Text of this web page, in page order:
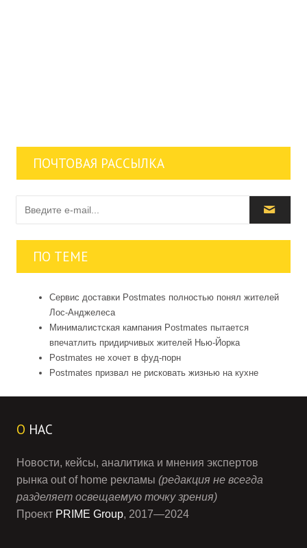
ПОЧТОВАЯ РАССЫЛКА
ПО ТЕМЕ
Сервис доставки Postmates полностью понял жителей
Лос-Анджелеса
Минималистская кампания Postmates пытается
впечатлить придирчивых жителей Нью-Йорка
Postmates не хочет в фуд-порн
Postmates призвал не рисковать жизнью на кухне
О НАС
Новости, кейсы, аналитика и мнения экспертов
рынка out of home рекламы (редакция не всегда
разделяет освещаемую точку зрения)
Проект PRIME Group, 2017—2024